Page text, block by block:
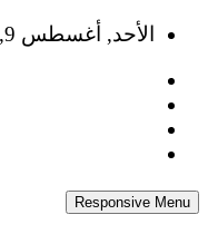
Skip
content
الأحد, أغسطس 9, 2026
Responsive Menu